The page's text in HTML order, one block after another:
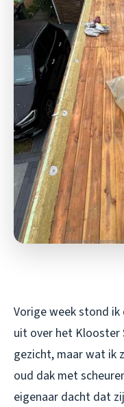
Vorige week stond ik
uit over het Klooster
gezicht, maar wat ik
oud dak met
eigenaar dacht dat